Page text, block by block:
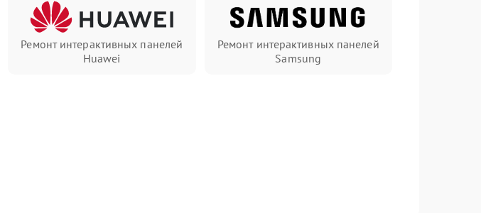
Ремонт интерактивных панелей
Huawei
Ремонт интерактивных панелей
Samsung